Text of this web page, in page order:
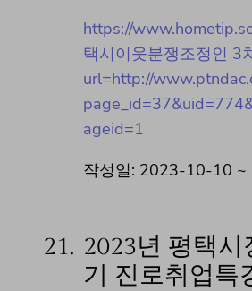
https://
택시이웃분쟁조정인 3
url=http://
ageid=1
작성일: 2023-10-10 ~
21. 2023년 평택
기 진로취업특